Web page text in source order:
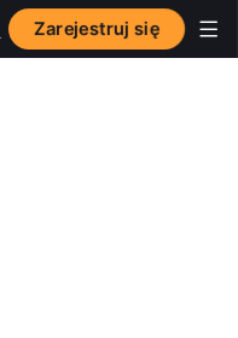
Zarejestruj się